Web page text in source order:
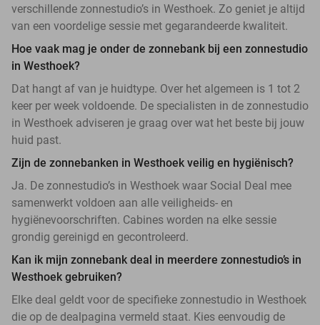
verschillende zonnestudio’s in Westhoek. Zo geniet je altijd
van een voordelige sessie met gegarandeerde kwaliteit.
Hoe vaak mag je onder de zonnebank bij een zonnestudio
in Westhoek?
Dat hangt af van je huidtype. Over het algemeen is 1 tot 2
keer per week voldoende. De specialisten in de zonnestudio
in Westhoek adviseren je graag over wat het beste bij jouw
huid past.
Zijn de zonnebanken in Westhoek veilig en hygiënisch?
Ja. De zonnestudio’s in Westhoek waar Social Deal mee
samenwerkt voldoen aan alle veiligheids- en
hygiënevoorschriften. Cabines worden na elke sessie
grondig gereinigd en gecontroleerd.
Kan ik mijn zonnebank deal in meerdere zonnestudio’s in
Westhoek gebruiken?
Elke deal geldt voor de specifieke zonnestudio in Westhoek
die op de dealpagina vermeld staat. Kies eenvoudig de